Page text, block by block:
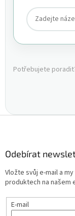
Potřebujete
Odebírat
Vložte svůj e-mail a
produktech na našem
E-mail